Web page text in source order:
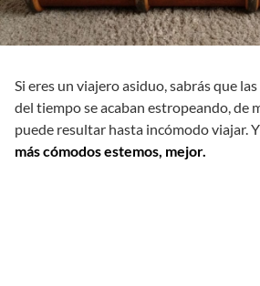
Si eres un viajero asiduo, sabrás que
del tiempo se acaban estropeando, de
puede resultar hasta incómodo viajar.
más cómodos estemos, mejor.